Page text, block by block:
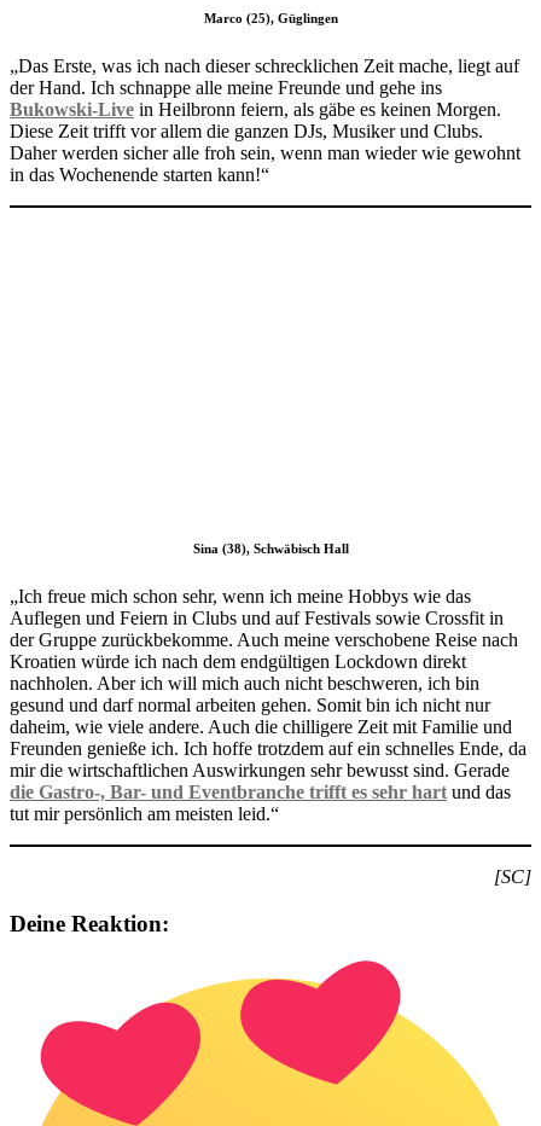
Marco (25), Güglingen
„Das Erste, was ich nach dieser schrecklichen Zeit mache, liegt auf
der Hand. Ich schnappe alle meine Freunde und gehe ins
Bukowski-Live in Heilbronn feiern, als gäbe es keinen Morgen.
Diese Zeit trifft vor allem die ganzen DJs, Musiker und Clubs.
Daher werden sicher alle froh sein, wenn man wieder wie gewohnt
in das Wochenende starten kann!“
Sina (38), Schwäbisch Hall
„Ich freue mich schon sehr, wenn ich meine Hobbys wie das
Auflegen und Feiern in Clubs und auf Festivals sowie Crossfit in
der Gruppe zurückbekomme. Auch meine verschobene Reise nach
Kroatien würde ich nach dem endgültigen Lockdown direkt
nachholen. Aber ich will mich auch nicht beschweren, ich bin
gesund und darf normal arbeiten gehen. Somit bin ich nicht nur
daheim, wie viele andere. Auch die chilligere Zeit mit Familie und
Freunden genieße ich. Ich hoffe trotzdem auf ein schnelles Ende, da
mir die wirtschaftlichen Auswirkungen sehr bewusst sind. Gerade
die Gastro-, Bar- und Eventbranche trifft es sehr hart und das
tut mir persönlich am meisten leid.“
[SC]
Deine Reaktion: